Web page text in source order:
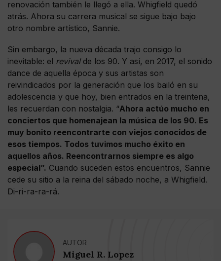
renovación también le llegó a ella. Whigfield quedó
atrás. Ahora su carrera musical se sigue bajo bajo
otro nombre artístico, Sannie.
Sin embargo, la nueva década trajo consigo lo
inevitable: el revival de los 90. Y así, en 2017, el sonido
dance de aquella época y sus artistas son
reivindicados por la generación que los bailó en su
adolescencia y que hoy, bien entrados en la treintena,
les recuerdan con nostalgia. “Ahora actúo mucho en
conciertos que homenajean la música de los 90. Es
muy bonito reencontrarte con viejos conocidos de
esos tiempos. Todos tuvimos mucho éxito en
aquellos años. Reencontrarnos siempre es algo
especial”. Cuando suceden estos encuentros, Sannie
cede su sitio a la reina del sábado noche, a Whigfield.
Di-ri-ra-ra-rá.
AUTOR
Miguel R. Lopez